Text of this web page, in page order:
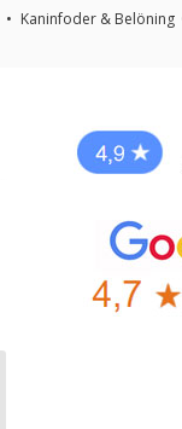
Kaninfoder & Belöning